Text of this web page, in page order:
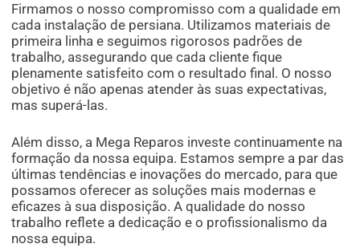
Firmamos o nosso compromisso com a qualidade em
cada instalação de persiana. Utilizamos materiais de
primeira linha e seguimos rigorosos padrões de
trabalho, assegurando que cada cliente fique
plenamente satisfeito com o resultado final. O nosso
objetivo é não apenas atender às suas expectativas,
mas superá-las.
Além disso, a Mega Reparos investe continuamente na
formação da nossa equipa. Estamos sempre a par das
últimas tendências e inovações do mercado, para que
possamos oferecer as soluções mais modernas e
eficazes à sua disposição. A qualidade do nosso
trabalho reflete a dedicação e o profissionalismo da
nossa equipa.